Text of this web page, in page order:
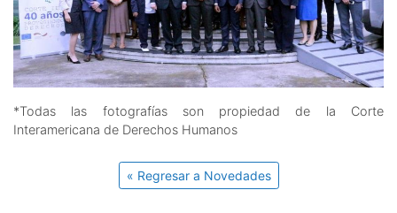
*Todas las fotografías son propiedad de la Corte
Interamericana de Derechos Humanos
« Regresar a Novedades